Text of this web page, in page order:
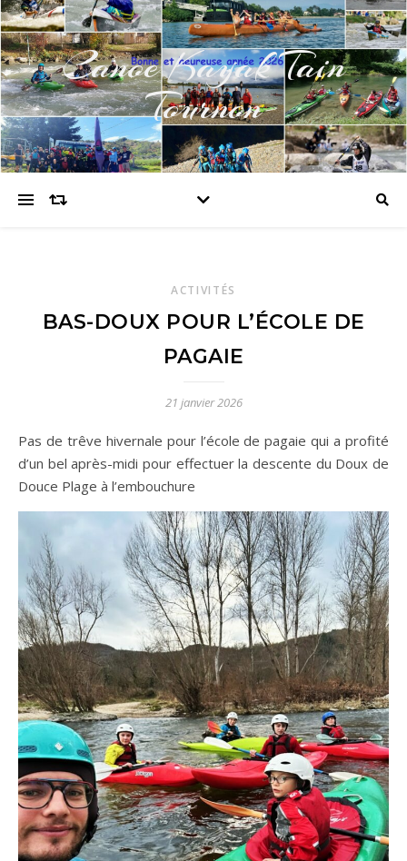
Canoe Kayak Tain
Tournon
ACTIVITÉS
BAS-DOUX POUR L’ÉCOLE DE
PAGAIE
21 janvier 2026
Pas de trêve hivernale pour l’école de pagaie qui a profité
d’un bel après-midi pour effectuer la descente du Doux de
Douce Plage à l’embouchure